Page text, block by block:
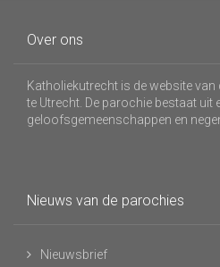
Over ons
Katholiekutrecht is de website
te Utrecht. De parochie bestaat uit
geloofsgemeenschappen en
Nieuws van de parochies
Nieuwsbrief